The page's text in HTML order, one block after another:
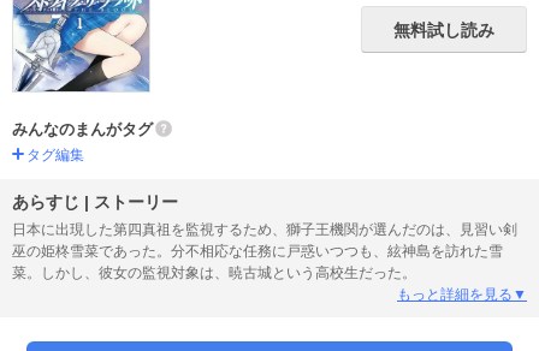
無料試し読み
みんなのまんがタグ
タグ編集
あらすじ | ストーリー
日本に出現した第四真祖を監視するため、獅子王機関が選んだのは、見習い剣
巫の姫柊雪菜であった。分不相応な任務に戸惑いつつも、絃神島を訪れた雪
菜。しかし、彼女の監視対象は、暁古城という高校生だった。
もっと詳細を見る▼